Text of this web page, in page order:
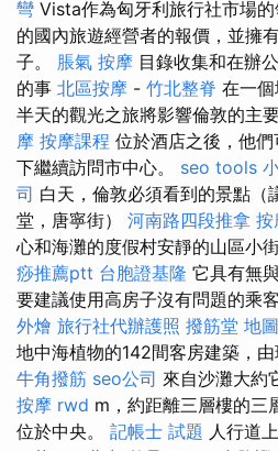
彎 Vista作為匈牙利旅行社市場
的國內旅遊經營者的報價，並擁
子。 脹氣 按摩 目錄收集和在辦
的事 北區按摩 - 竹北整脊 在一個
半天的觀光之旅將影響倫敦的主
摩 按摩課程 位於酒店之後，他
下繼續訪問市中心。 seo tools
司 白天，倫敦必須看到的景點（
堂，唐寧街） 河南路四段推拿 按
心和海灘的度假村安靜的山區小
痧推薦ptt 台胞證基隆 它具有無
要建議使用高房子沒有問題的乘
外燴 旅行社代辦護照 撥筋堂 地圖
地中海植物的142間客房建築，由
牛角撥筋 seo公司 來自沙灘大約
按摩 rwd m，約距離三層樓的三
位於中央。 記帳士 試題 人行道